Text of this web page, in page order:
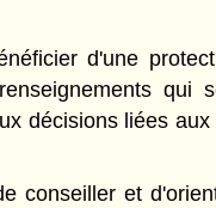
d'une
qui
décisions liées
conseiller et